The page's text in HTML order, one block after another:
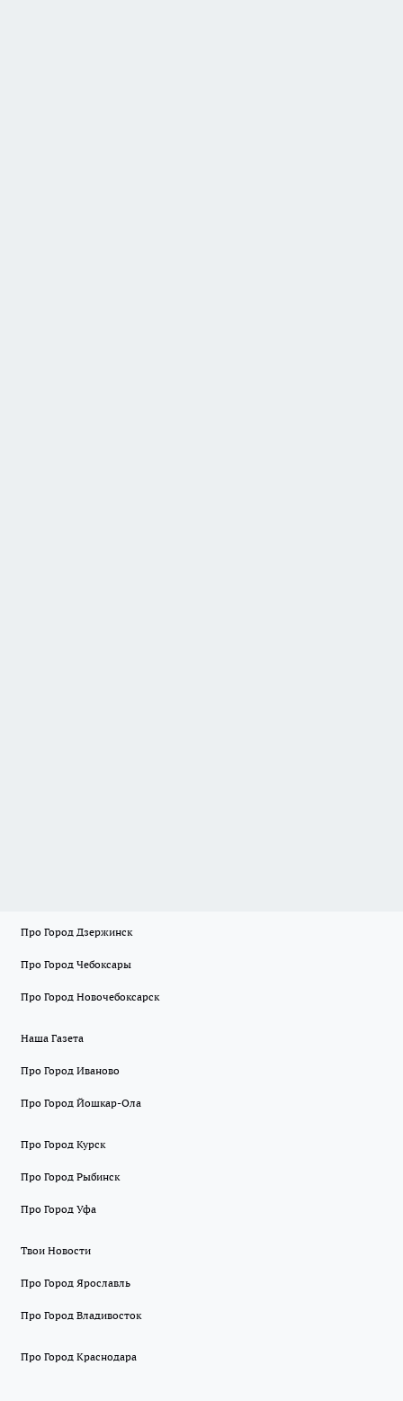
Про Город Дзержинск
Про Город Чебоксары
Про Город Новочебоксарск
Наша Газета
Про Город Иваново
Про Город Йошкар-Ола
Про Город Курск
Про Город Рыбинск
Про Город Уфа
Твои Новости
Про Город Ярославль
Про Город Владивосток
Про Город Краснодара